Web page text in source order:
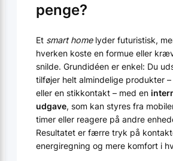
penge?
Et smart homelyder futuristisk,
hverken koste en formue eller
snilde. Grundidéen er enkel: Du
tilføjer helt almindelige produkter
eller en stikkontakt – med en
udgave, som kan styres fra
timer eller reagere på andre
Resultatet er færre tryk på
energiregning og mere komfort i